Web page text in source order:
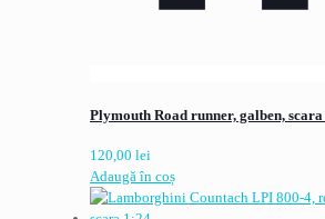
Plymouth Road runner, galben, scara
120,00 lei
Adaugă în coș